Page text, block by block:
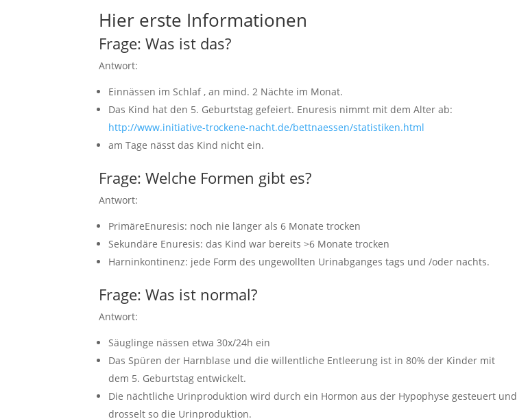
Hier erste Informationen
Frage: Was ist das?
Antwort:
Einnässen im Schlaf , an mind. 2 Nächte im Monat.
Das Kind hat den 5. Geburtstag gefeiert. Enuresis nimmt mit dem Alter ab:
http://www.initiative-trockene-nacht.de/bettnaessen/statistiken.html
am Tage nässt das Kind nicht ein.
Frage: Welche Formen gibt es?
Antwort:
PrimäreEnuresis: noch nie länger als 6 Monate trocken
Sekundäre Enuresis: das Kind war bereits >6 Monate trocken
Harninkontinenz: jede Form des ungewollten Urinabganges tags und /oder nachts.
Frage: Was ist normal?
Antwort:
Säuglinge nässen etwa 30x/24h ein
Das Spüren der Harnblase und die willentliche Entleerung ist in 80% der Kinder mit
dem 5. Geburtstag entwickelt.
Die nächtliche Urinproduktion wird durch ein Hormon aus der Hypophyse gesteuert und
drosselt so die Urinproduktion.